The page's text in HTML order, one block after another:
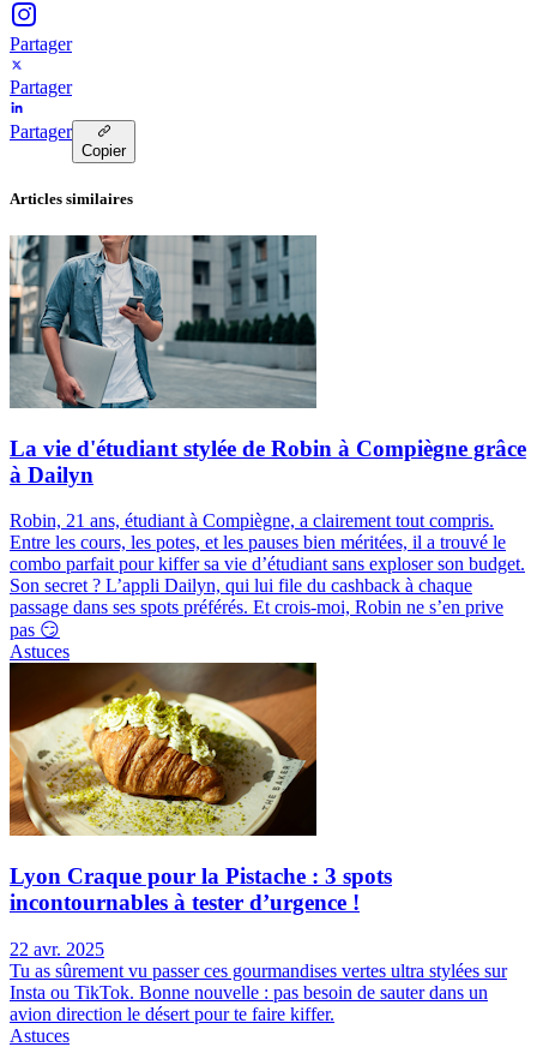
Partager
Partager
Partager
Copier
Articles similaires
La vie d'étudiant stylée de Robin à Compiègne grâce
à Dailyn
Robin, 21 ans, étudiant à Compiègne, a clairement tout compris.
Entre les cours, les potes, et les pauses bien méritées, il a trouvé le
combo parfait pour kiffer sa vie d’étudiant sans exploser son budget.
Son secret ? L’appli Dailyn, qui lui file du cashback à chaque
passage dans ses spots préférés. Et crois-moi, Robin ne s’en prive
pas 😏
Astuces
Lyon Craque pour la Pistache : 3 spots
incontournables à tester d’urgence !
22 avr. 2025
Tu as sûrement vu passer ces gourmandises vertes ultra stylées sur
Insta ou TikTok. Bonne nouvelle : pas besoin de sauter dans un
avion direction le désert pour te faire kiffer.
Astuces